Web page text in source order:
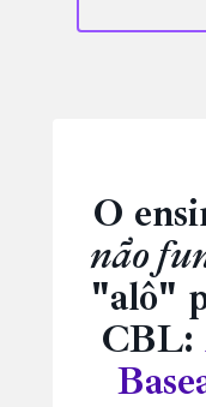
não
"alô"
CBL: